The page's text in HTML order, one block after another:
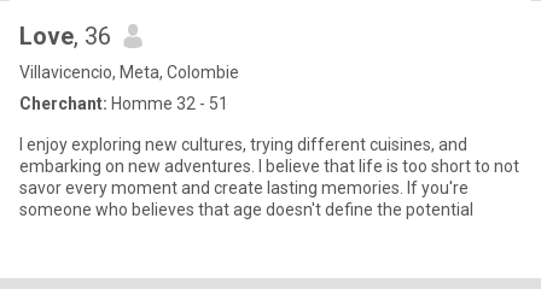
Love, 36
Villavicencio, Meta, Colombie
Cherchant: Homme 32 - 51
I enjoy exploring new cultures, trying different cuisines, and
embarking on new adventures. I believe that life is too short to not
savor every moment and create lasting memories. If you're
someone who believes that age doesn't define the potential